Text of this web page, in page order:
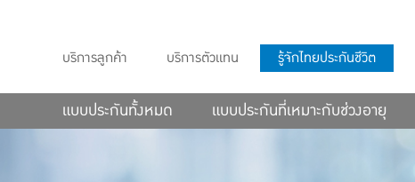
บริการลูกค้า บริการตัวแทน รู้จักไทยประกันชีวิต
แบบประกันทั้งหมด แบบประกันที่เหมาะกับช่วงอายุ